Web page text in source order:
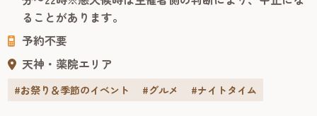
ホークス戦のナイター試合開催日にはパブリックビューイ
ングを実施！ ■「夏はホークス！天神夏まつり2026」とは
「天神...
ることがあります。
予約不要
天神・薬院エリア
#お祭り＆季節のイベント #グルメ #ナイトタイム